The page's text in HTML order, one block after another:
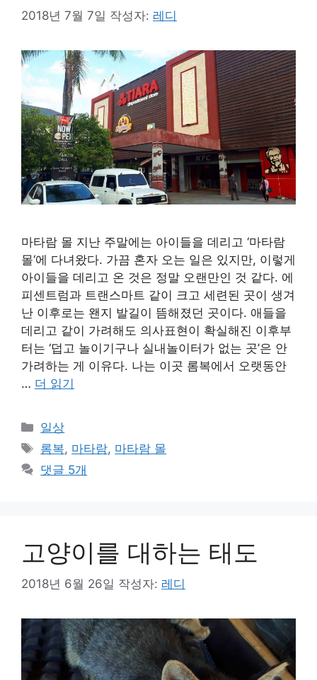
2018년 7월 7일 작성자: 레디
마타람 몰 지난 주말에는 아이들을 데리고 ‘마타람
몰‘에 다녀왔다. 가끔 혼자 오는 일은 있지만, 이렇게
아이들을 데리고 온 것은 정말 오랜만인 것 같다. 에
피센트럼과 트랜스마트 같이 크고 세련된 곳이 생겨
난 이후로는 왠지 발길이 뜸해졌던 곳이다. 애들을
데리고 같이 가려해도 의사표현이 확실해진 이후부
터는 ‘덥고 놀이기구나 실내놀이터가 없는 곳’은 안
가려하는 게 이유다. 나는 이곳 롬복에서 오랫동안
… 더 읽기
카
테
리
일상
태
그
롬복, 마타람, 마타람 몰
댓글 5개
고양이를 대하는 태도
2018년 6월 26일 작성자: 레디